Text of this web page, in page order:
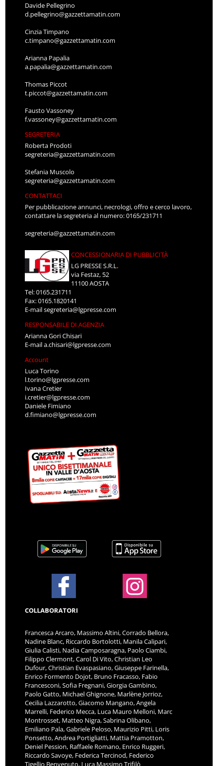
Davide Pellegrino
d.pellegrino@gazzettamatin.com
Cinzia Timpano
c.timpano@gazzettamatin.com
Arianna Papalia
a.papalia@gazzettamatin.com
Thomas Piccot
t.piccot@gazzettamatin.com
Fausto Vassoney
f.vassoney@gazzettamatin.com
SEGRETERIA
Roberta Prodoti
segreteria@gazzettamatin.com
Stefania Muscolo
segreteria@gazzettamatin.com
CONTATTACI
Per pubblicazione annunci, necrologi, offro e cerco lavoro,
contattare la segreteria al numero: 0165/231711
segreteria@gazzettamatin.com
CONCESSIONARIA DI PUBBLICITÀ
LG PRESSE S.R.L.
via Festaz, 52
11100 AOSTA
Tel: 0165.231711
Fax: 0165.1820141
E-mailsegreteria@lgpresse.com
RESPONSABILE DI AGENZIA
Arianna Gori Chisari
E-maila.chisari@lgpresse.com
Account
Luca Torino
l.torino@lgpresse.com
Ivana Cretier
i.cretier@lgpresse.com
Daniele Fimiano
d.fimiano@lgpresse.com
COLLABORATORI
Francesca Arcaro, Massimo Altini, Corrado Bellora,
Nadine Blanc, Riccardo Bortolotti, Manila Calipari,
Giulia Calisti, Nadia Camposaragna, Paolo Ciambi,
Filippo Clermont, Carol Di Vito, Christian Leo
Dufour, Christian Evaspasiano, Giuseppe Farinella,
Enrico Formento Dojot, Bruno Fracasso, Fabio
Francesconi, Sofia Fregnani, Giorgia Gambino,
Paolo Gatto, Michael Ghignone, Marlène Jorrioz,
Cecilia Lazzarotto, Giacomo Mangano, Angela
Marrelli, Federico Mecca, Luca Mauro Melloni, Marc
Montrosset, Matteo Nigra, Sabrina Olibano,
Emiliano Pala, Gabriele Peloso, Maurizio Pitti, Loris
Ponsetto, Andrea Portigliatti, Mattia Pramotton,
Deniel Pession, Raffaele Romano, Enrico Ruggeri,
Riccardo Savoye, Federica Tercinod, Federico
Tigellio Benvenuto, Luca Massimo Trifilò